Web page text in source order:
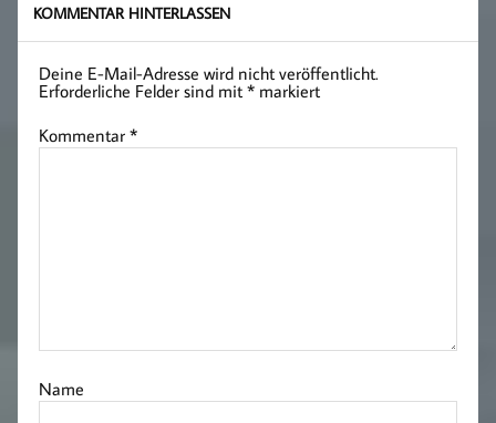
KOMMENTAR HINTERLASSEN
Deine E-Mail-Adresse wird nicht veröffentlicht.
Erforderliche Felder sind mit* markiert
Kommentar*
Name